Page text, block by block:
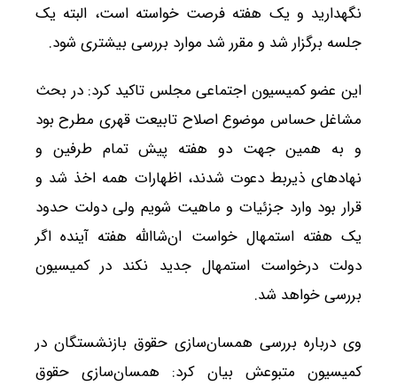
نگهدارید و یک هفته فرصت خواسته است، البته یک
جلسه برگزار شد و مقرر شد موارد بررسی بیشتری شود.
این عضو کمیسیون اجتماعی مجلس تاکید کرد: در بحث
مشاغل حساس موضوع اصلاح تابیعت قهری مطرح بود
و به همین جهت دو هفته پیش تمام طرفین و
نهادهای ذیربط دعوت شدند، اظهارات همه اخذ شد و
قرار بود وارد جزئیات و ماهیت شویم ولی دولت حدود
یک هفته استمهال خواست ان‌شاالله هفته آینده اگر
دولت درخواست استمهال جدید نکند در کمیسیون
بررسی خواهد شد.
وی درباره بررسی همسان‌سازی حقوق بازنشستگان در
کمیسیون متبوعش بیان کرد: همسان‌سازی حقوق